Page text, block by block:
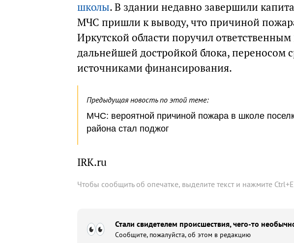
школы. В здании недавно завершили
МЧС пришли к выводу, что причиной
Иркутской области поручил
дальнейшей достройкой блока, переносом
источниками финансирования.
Предыдущая новость по этой теме:
МЧС: вероятной причиной пожара в школе
района стал поджог
IRK.ru
Чтобы сообщить об опечатке, выделите текст и нажмите Ctrl+
Стали свидетелем происшествия, чего-то
Сообщите, пожалуйста, об этом в редакцию